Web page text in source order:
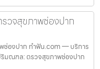
วจสุขภาพช่องปาก
ช่องปาก ทำฟัน.com — บริการ
มณฑล: ตรวจสุขภาพช่องปาก